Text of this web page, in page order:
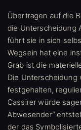
Übertragen auf die
die Unterscheidung
führt sie in sich
Wegsein hat eine
Grab ist die
Die Unterscheidung
festgehalten,
Cassirer würde
Abwesender“
der das